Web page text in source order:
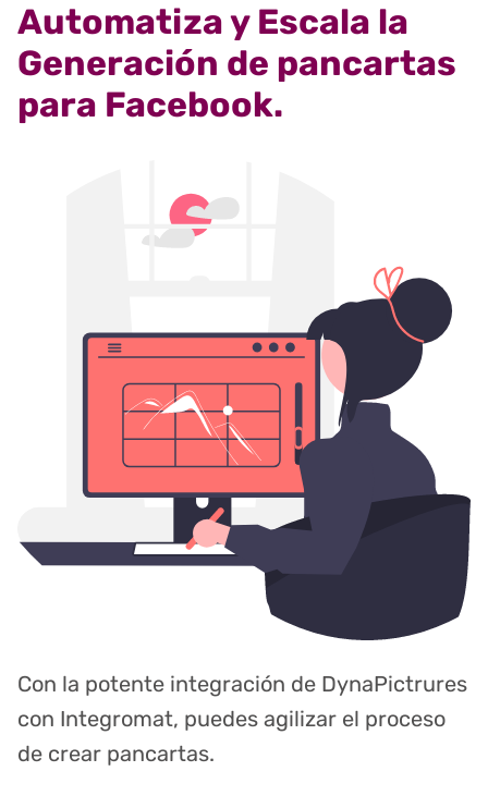
Automatiza y Escala la
Generación de pancartas
para Facebook.
Con la potente integración de DynaPictrures
con Integromat, puedes agilizar el proceso
de crear pancartas.